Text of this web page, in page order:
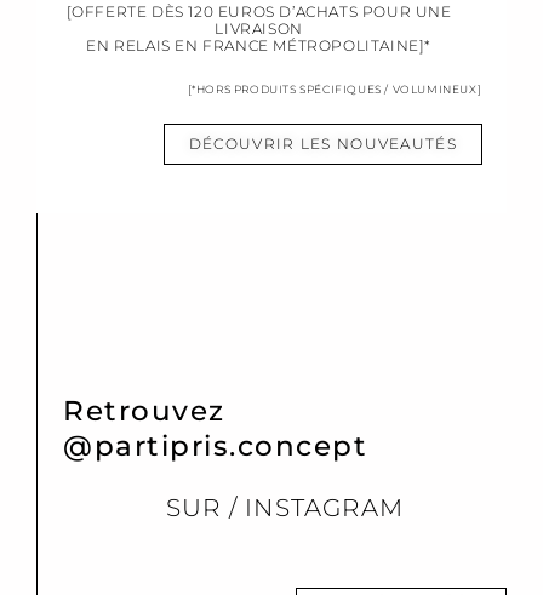
[OFFERTE DÈS 120 EUROS D’ACHATS POUR UNE
LIVRAISON
EN RELAIS EN FRANCE MÉTROPOLITAINE]*
[*HORS PRODUITS SPÉCIFIQUES / VOLUMINEUX]
DÉCOUVRIR LES NOUVEAUTÉS
Retrouvez
@partipris.concept
SUR / INSTAGRAM